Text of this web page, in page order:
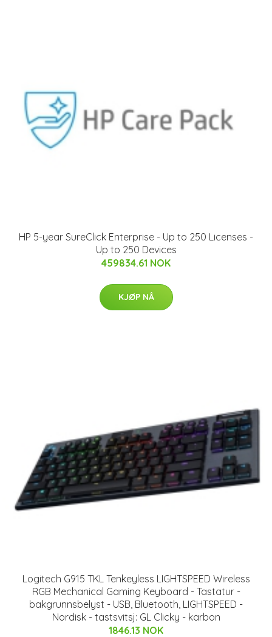
HP 5-year SureClick Enterprise - Up to 250 Licenses -
Up to 250 Devices
459834.61 NOK
KJØP NÅ
Logitech G915 TKL Tenkeyless LIGHTSPEED Wireless
RGB Mechanical Gaming Keyboard - Tastatur -
bakgrunnsbelyst - USB, Bluetooth, LIGHTSPEED -
Nordisk - tastsvitsj: GL Clicky - karbon
1846.13 NOK